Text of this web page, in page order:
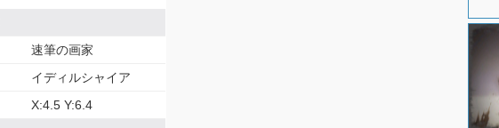
速筆の画家
イディルシャイア
X:4.5 Y:6.4